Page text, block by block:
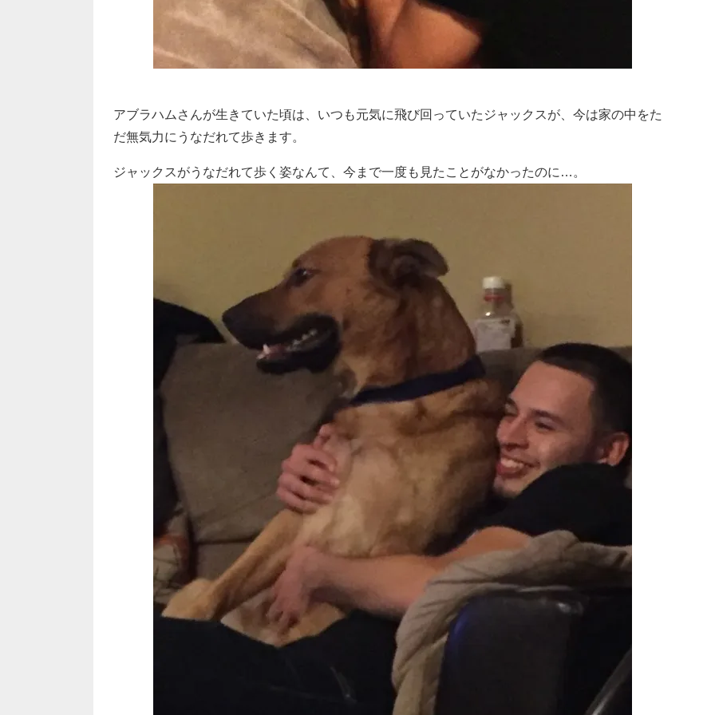
アブラハムさんが生きていた頃は、いつも元気に飛び回っていたジャックスが、今は家の中をた
だ無気力にうなだれて歩きます。
ジャックスがうなだれて歩く姿なんて、今まで一度も見たことがなかったのに…。